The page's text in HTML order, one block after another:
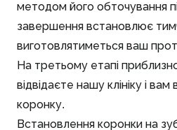
методом його обточування
завершення встановлює
виготовлятиметься ваш
На третьому етапі
відвідаєте нашу клініку і
коронку.
Встановлення коронки на